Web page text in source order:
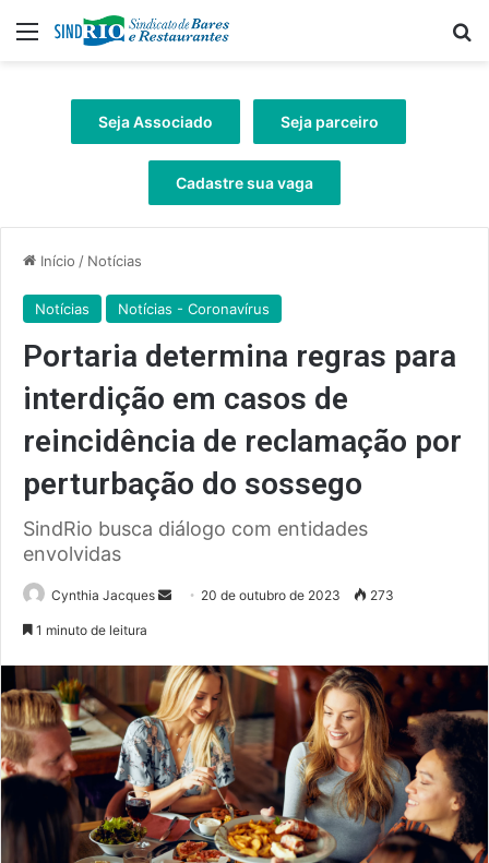
Menu
Seja Associado Seja parceiro
Cadastre sua vaga
Início / Notícias
Notícias Notícias - Coronavírus
Portaria determina regras para
interdição em casos de
reincidência de reclamação por
perturbação do sossego
SindRio busca diálogo com entidades
envolvidas
Cynthia Jacques
Mande
mail
20 de outubro de 2023 273
1 minuto de leitura